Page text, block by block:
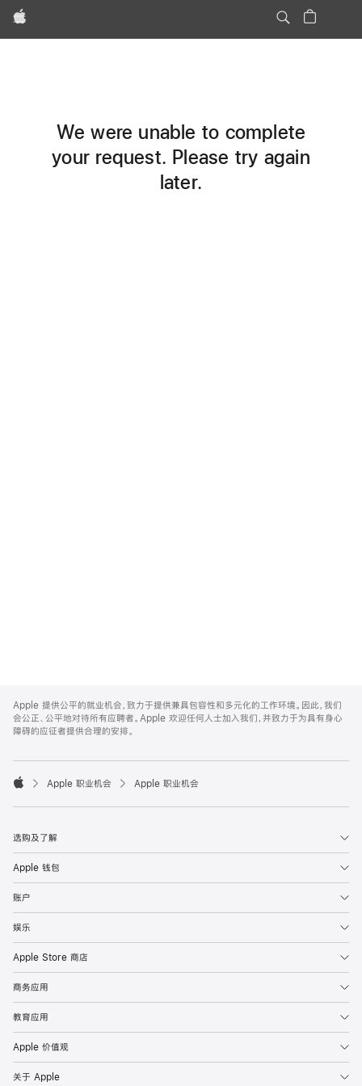
Apple
We were unable to complete
your request. Please try again
later.
Footer
Apple 提供公平的就业机会，致力于提供兼具包容性和多元化的工作环境。因此，我们
会公正、公平地对待所有应聘者。Apple 欢迎任何人士加入我们，并致力于为具有身心
障碍的应征者提供合理的安排。

Apple 职业机会 Apple 职业机会
选购及了解
Apple 钱包
账户
娱乐
Apple Store 商店
商务应用
教育应用
Apple 价值观
关于 Apple